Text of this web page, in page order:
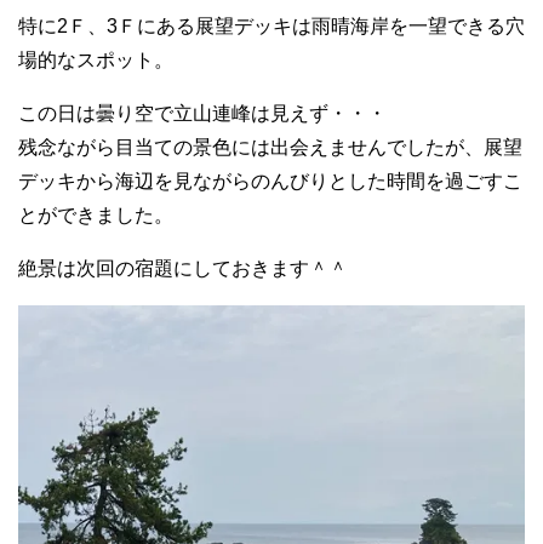
特に2Ｆ、3Ｆにある展望デッキは雨晴海岸を一望できる穴
場的なスポット。
この日は曇り空で立山連峰は見えず・・・
残念ながら目当ての景色には出会えませんでしたが、展望
デッキから海辺を見ながらのんびりとした時間を過ごすこ
とができました。
絶景は次回の宿題にしておきます＾＾